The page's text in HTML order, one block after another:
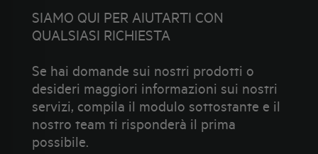
SIAMO QUI PER AIUTARTI CON
QUALSIASI RICHIESTA
Se hai domande sui nostri prodotti o
desideri maggiori informazioni sui nostri
servizi, compila il modulo sottostante e il
nostro team ti risponderà il prima
possibile.